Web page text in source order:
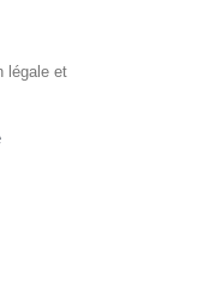
légale et